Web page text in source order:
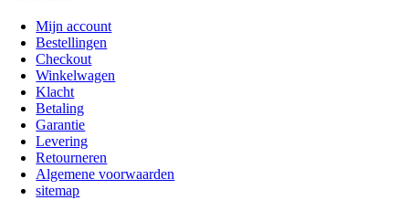
Mijn account
Bestellingen
Checkout
Winkelwagen
Klacht
Betaling
Garantie
Levering
Retourneren
Algemene voorwaarden
sitemap